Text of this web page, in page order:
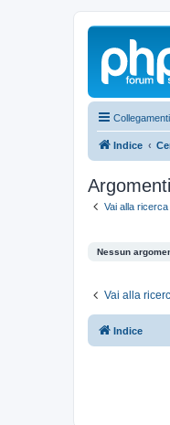
Indice
Vai alla
Nessun
Vai alla
Indice